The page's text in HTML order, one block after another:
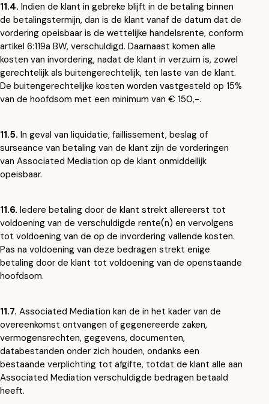
11.4. Indien de klant in gebreke blijft in de betaling binnen
de betalingstermijn, dan is de klant vanaf de datum dat de
vordering opeisbaar is de wettelijke handelsrente, conform
artikel 6:119a BW, verschuldigd. Daarnaast komen alle
kosten van invordering, nadat de klant in verzuim is, zowel
gerechtelijk als buitengerechtelijk, ten laste van de klant.
De buitengerechtelijke kosten worden vastgesteld op 15%
van de hoofdsom met een minimum van € 150,-.
11.5. In geval van liquidatie, faillissement, beslag of
surseance van betaling van de klant zijn de vorderingen
van Associated Mediation op de klant onmiddellijk
opeisbaar.
11.6. Iedere betaling door de klant strekt allereerst tot
voldoening van de verschuldigde rente(n) en vervolgens
tot voldoening van de op de invordering vallende kosten.
Pas na voldoening van deze bedragen strekt enige
betaling door de klant tot voldoening van de openstaande
hoofdsom.
11.7. Associated Mediation kan de in het kader van de
overeenkomst ontvangen of gegenereerde zaken,
vermogensrechten, gegevens, documenten,
databestanden onder zich houden, ondanks een
bestaande verplichting tot afgifte, totdat de klant alle aan
Associated Mediation verschuldigde bedragen betaald
heeft.